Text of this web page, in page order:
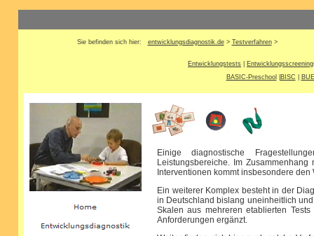
Sie befinden sich hier: entwicklungsdiagnostik.de> Testverfahren>
Entwicklungstests
BASIC-Preschool
BISC
Einige diagnostische
Leistungsbereiche. Im
Interventionen kommt insbesondere
Ein weiterer Komplex besteht in der
in Deutschland bislang uneinheitlich
Skalen aus mehreren etablierten
Anforderungen ergänzt.